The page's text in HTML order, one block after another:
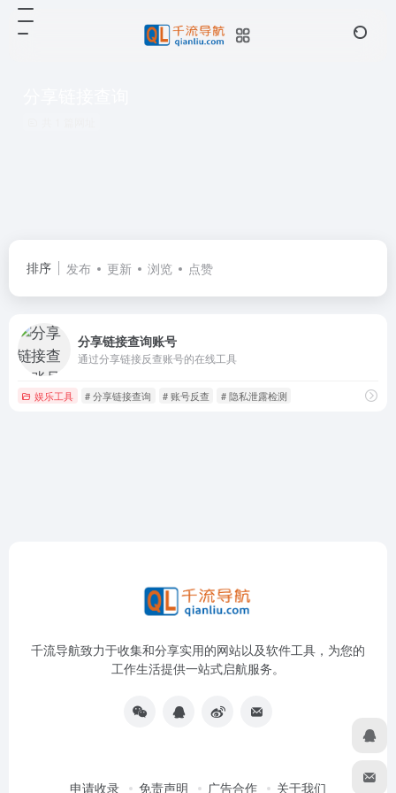
排序 发布 更新 浏览 点赞
分享链接查询账号
通过分享链接反查账号的在线工具
娱乐工具 # 分享链接查询 # 账号反查 # 隐私泄露检测
千流导航致力于收集和分享实用的网站以及软件工具，为您的
工作生活提供一站式启航服务。
申请收录 免责声明 广告合作 关于我们